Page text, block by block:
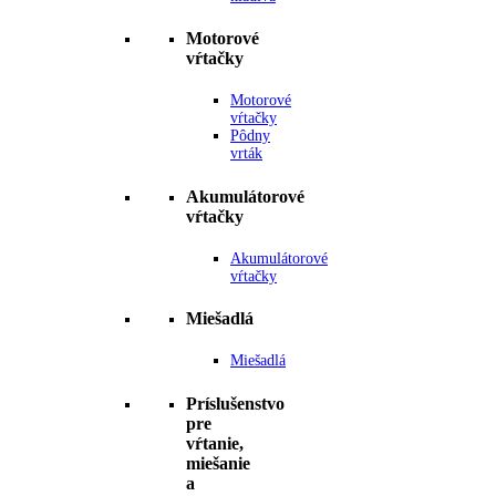
Motorové
vŕtačky
Motorové
vŕtačky
Pôdny
vrták
Akumulátorové
vŕtačky
Akumulátorové
vŕtačky
Miešadlá
Miešadlá
Príslušenstvo
pre
vŕtanie,
miešanie
a